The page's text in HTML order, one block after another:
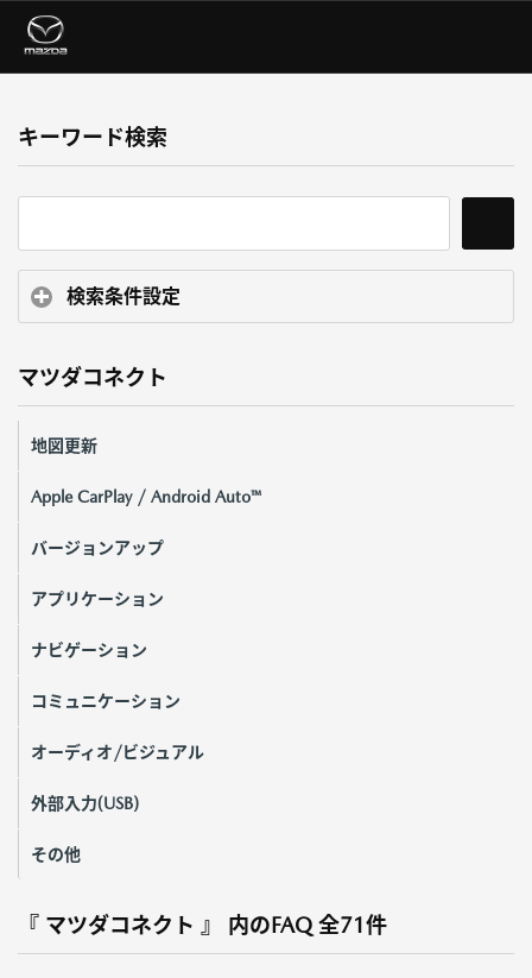
キーワード検索
検索条件設定
マツダコネクト
地図更新
Apple CarPlay / Android Auto™
バージョンアップ
アプリケーション
ナビゲーション
コミュニケーション
オーディオ/ビジュアル
外部入力(USB)
その他
『 マツダコネクト 』 内のFAQ 全71件